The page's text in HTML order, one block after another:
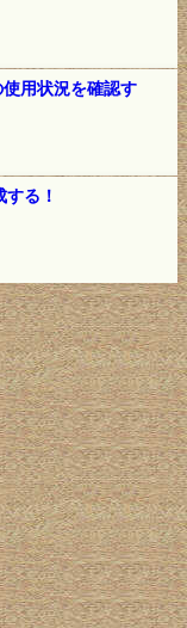
用状況を確認す
る！